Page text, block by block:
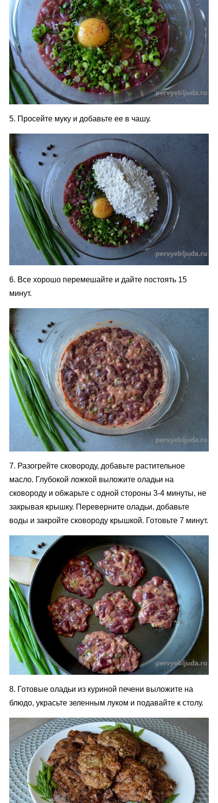
5. Просейте муку и добавьте ее в чашу.
6. Все хорошо перемешайте и дайте постоять 15
минут.
7. Разогрейте сковороду, добавьте растительное
масло. Глубокой ложкой выложите оладьи на
сковороду и обжарьте с одной стороны 3-4 минуты, не
закрывая крышку. Переверните оладьи, добавьте
воды и закройте сковороду крышкой. Готовьте 7 минут.
8. Готовые оладьи из куриной печени выложите на
блюдо, украсьте зеленным луком и подавайте к столу.